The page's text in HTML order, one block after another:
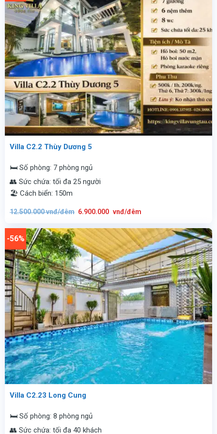
Villa C2.2 Thùy Dương 5
🛏️ Số phòng: 7 phòng ngủ
👥 Sức chứa: tối đa 25 người
🏖️ Cách biển: 150m
12.500.000vnđ/đêm gốc
vnđ/
đêm.
6.900.000 vnđ/đêm
6.900.000
vnđ/
đêm.
-56%
Villa C2.23 Long Cung
🛏️ Số phòng: 8 phòng ngủ
👥 Sức chứa: tối đa 40 khách